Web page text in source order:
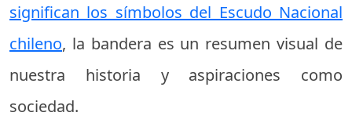
significan los símbolos del Escudo Nacional
chileno, la bandera es un resumen visual de
nuestra historia y aspiraciones como
sociedad.